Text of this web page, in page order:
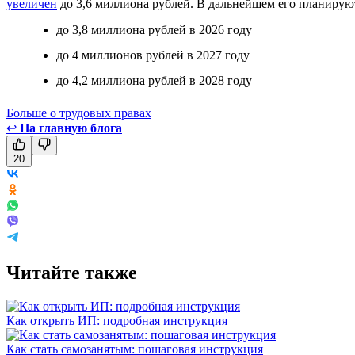
увеличен до 3,6 миллиона рублей. В дальнейшем его
до 3,8 миллиона рублей в 2026 году
до 4 миллионов рублей в 2027 году
до 4,2 миллиона рублей в 2028 году
Больше о трудовых правах
↩ На главную блога
20
Читайте также
Как открыть ИП: подробная инструкция
Как стать самозанятым: пошаговая инструкция